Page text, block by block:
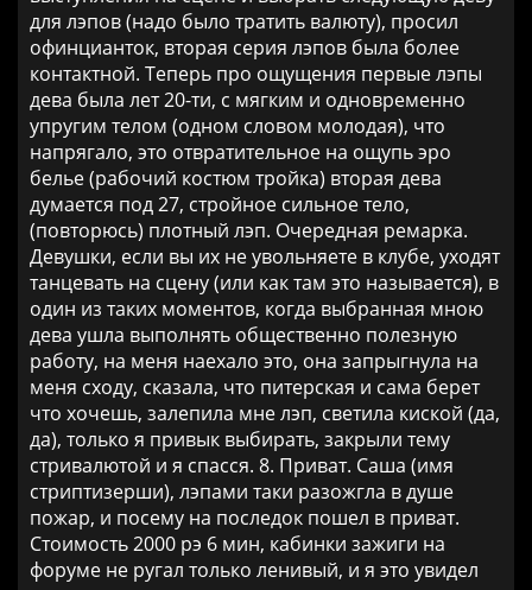
для лэпов (надо было тратить валюту), просил
офинцианток, вторая серия лэпов была более
контактной. Теперь про ощущения первые лэпы
дева была лет 20-ти, с мягким и одновременно
упругим телом (одном словом молодая), что
напрягало, это отвратительное на ощупь эро
белье (рабочий костюм тройка) вторая дева
думается под 27, стройное сильное тело,
(повторюсь) плотный лэп. Очередная ремарка.
Девушки, если вы их не увольняете в клубе, уходят
танцевать на сцену (или как там это называется), в
один из таких моментов, когда выбранная мною
дева ушла выполнять общественно полезную
работу, на меня наехало это, она запрыгнула на
меня сходу, сказала, что питерская и сама берет
что хочешь, залепила мне лэп, светила киской (да,
да), только я привык выбирать, закрыли тему
стривалютой и я спасся. 8. Приват. Саша (имя
стриптизерши), лэпами таки разожгла в душе
пожар, и посему на последок пошел в приват.
Стоимость 2000 рэ 6 мин, кабинки зажиги на
форуме не ругал только ленивый, и я это увидел